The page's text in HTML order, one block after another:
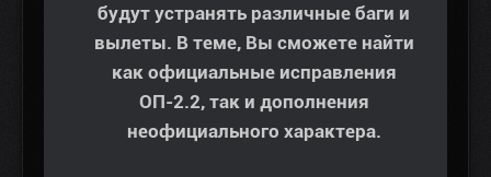
будут устранять различные баги и
вылеты. В теме, Вы сможете найти
как официальные исправления
ОП-2.2, так и дополнения
неофициального характера.